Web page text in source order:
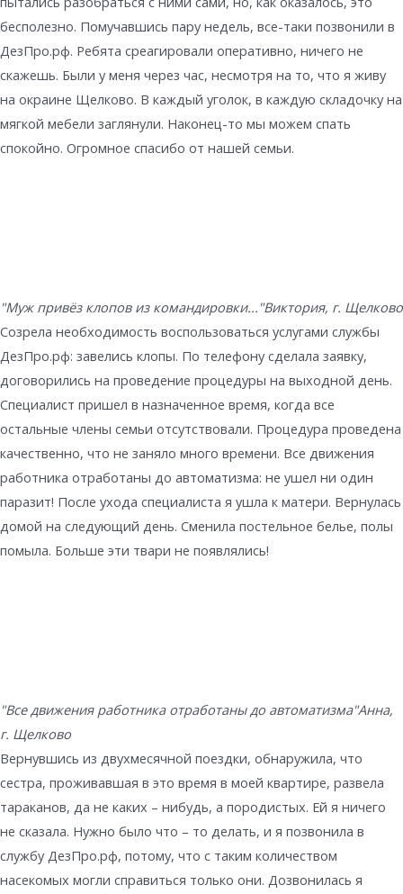
бесполезно. Помучавшись пару недель, все-таки позвонили в
ДезПро.рф. Ребята среагировали оперативно, ничего не
скажешь. Были у меня через час, несмотря на то, что я живу
на окраине Щелково. В каждый уголок, в каждую складочку на
мягкой мебели заглянули. Наконец-то мы можем спать
спокойно. Огромное спасибо от нашей семьи.
"Муж привёз клопов из командировки..."Виктория, г. Щелково
Созрела необходимость воспользоваться услугами службы
ДезПро.рф: завелись клопы. По телефону сделала заявку,
договорились на проведение процедуры на выходной день.
Специалист пришел в назначенное время, когда все
остальные члены семьи отсутствовали. Процедура проведена
качественно, что не заняло много времени. Все движения
работника отработаны до автоматизма: не ушел ни один
паразит! После ухода специалиста я ушла к матери. Вернулась
домой на следующий день. Сменила постельное белье, полы
помыла. Больше эти твари не появлялись!
"Все движения работника отработаны до автоматизма"Анна,
г. Щелково
Вернувшись из двухмесячной поездки, обнаружила, что
сестра, проживавшая в это время в моей квартире, развела
тараканов, да не каких – нибудь, а породистых. Ей я ничего
не сказала. Нужно было что – то делать, и я позвонила в
службу ДезПро.рф, потому, что с таким количеством
насекомых могли справиться только они. Дозвонилась я